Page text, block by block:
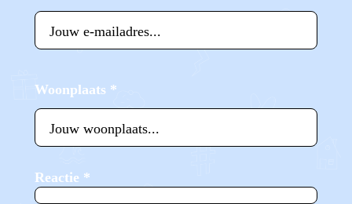
Woonplaats *
Reactie *